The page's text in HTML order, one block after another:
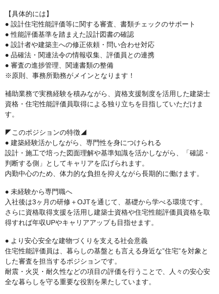
【具体的には】
● 設計住宅性能評価等に関する審査、書類チェックのサポート
● 性能評価基準を踏まえた設計図書の確認
● 設計者や建築主への修正依頼・問い合わせ対応
● 品確法・関連法令の情報収集、評価員との連携
● 審査の進捗管理、関連書類の整備
※原則、事務所勤務がメインとなります！
補助業務で実務経験を積みながら、資格支援制度を活用した建築士
資格・住宅性能評価員取得による独り立ちを目指していただけま
す。
◤このポジションの特徴◢
● 建築経験活かしながら、専門性を身につけられる
設計・施工で培った図面理解や基準知識を活かしながら、「確認・
判断する側」としてキャリアを広げられます。
内勤中心のため、体力的な負担を抑えながら長期的に働けます。
● 未経験から専門職へ
入社後は3ヶ月の研修＋OJTを通じて、基礎から学べる環境です。
さらに資格取得支援を活用し建築士資格や住宅性能評価員資格を取
得すれば年収UPやキャリアアップも目指せます。
● より安心安全な建物づくりを支える社会意義
住宅性能評価員は、暮らしの基盤とも言える身近な”住宅”を対象と
した審査を担当するポジションです。
耐震・火災・耐久性などの項目の評価を行うことで、人々の安心安
全な暮らしを守る重要な役割を果たしています。